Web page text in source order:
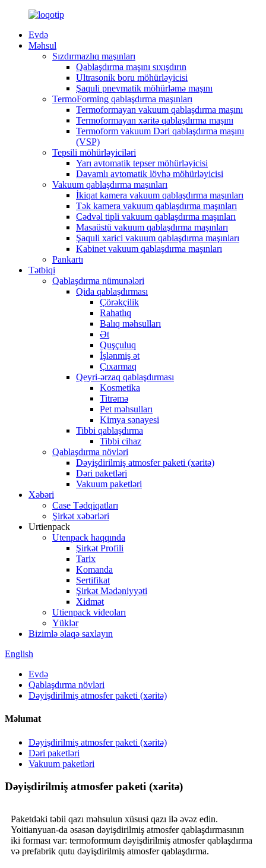
Evdə
Məhsul
Sızdırmazlıq maşınları
Qablaşdırma maşını sıxışdırın
Ultrasonik boru möhürləyicisi
Şaquli pnevmatik möhürləmə maşını
TermoForming qablaşdırma maşınları
Termoformayan vakuum qablaşdırma maşını
Termoformayan xəritə qablaşdırma maşını
Termoform vakuum Dəri qablaşdırma maşını
(VSP)
Tepsili möhürləyiciləri
Yarı avtomatik tepser möhürləyicisi
Davamlı avtomatik lövhə möhürləyicisi
Vakuum qablaşdırma maşınları
İkiqat kamera vakuum qablaşdırma maşınları
Tək kamera vakuum qablaşdırma maşınları
Cədvəl tipli vakuum qablaşdırma maşınları
Masaüstü vakuum qablaşdırma maşınları
Şaquli xarici vakuum qablaşdırma maşınları
Kabinet vakuum qablaşdırma maşınları
Pankartı
Tətbiqi
Qablaşdırma nümunələri
Qida qablaşdırması
Çörəkçilik
Rahatlıq
Balıq məhsulları
Ət
Quşçuluq
İşlənmiş ət
Çıxarmaq
Qeyri-ərzaq qablaşdırması
Kosmetika
Titrəmə
Pet məhsulları
Kimya sənayesi
Tibbi qablaşdırma
Tibbi cihaz
Qablaşdırma növləri
Dəyişdirilmiş atmosfer paketi (xəritə)
Dəri paketləri
Vakuum paketləri
Xəbəri
Case Tədqiqatları
Şirkət xəbərləri
Urtienpack
Utenpack haqqında
Şirkət Profili
Tarix
Komanda
Sertifikat
Şirkət Mədəniyyəti
Xidmət
Utienpack videoları
Yüklər
Bizimlə əlaqə saxlayın
English
Evdə
Qablaşdırma növləri
Dəyişdirilmiş atmosfer paketi (xəritə)
Məlumat
Dəyişdirilmiş atmosfer paketi (xəritə)
Dəri paketləri
Vakuum paketləri
Dəyişdirilmiş atmosfer paketi (xəritə)
Paketdəki təbii qazı məhsulun xüsusi qazı ilə əvəz edin.
Yoitianyuan-da əsasən dəyişdirilmiş atmosfer qablaşdırmasının
iki forması var: termoformum dəyişdirilmiş atmosfer qablaşdırma
və prefabrik qutu dəyişdirilmiş atmosfer qablaşdırma.